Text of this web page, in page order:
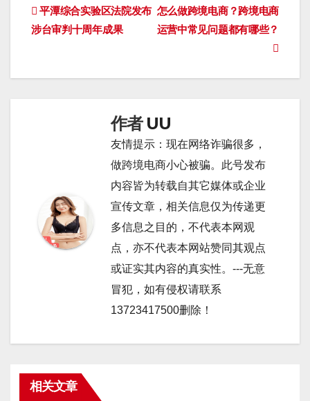
文
章
导
怎么做跨境电商？跨境电商
运营中常见问题都有哪些？
平潭综合实验区法院发布
涉台审判十周年成果
作者 UU
友情提示：现在网络诈骗很多，
做跨境电商小心被骗。此号发布
内容皆为转载自其它媒体或企业
宣传文章，相关信息仅为传递更
多信息之目的，不代表本网观
点，亦不代表本网站赞同其观点
或证实其内容的真实性。---无意
冒犯，如有侵权请联系
13723417500删除！
相关文章